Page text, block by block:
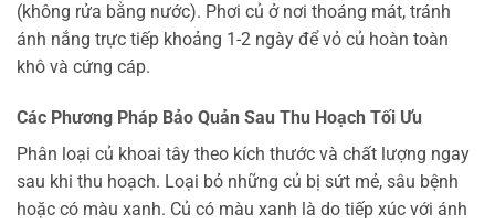
(không rửa bằng nước). Phơi củ ở nơi thoáng mát, tránh
ánh nắng trực tiếp khoảng 1-2 ngày để vỏ củ hoàn toàn
khô và cứng cáp.
Các Phương Pháp Bảo Quản Sau Thu Hoạch Tối Ưu
Phân loại củ khoai tây theo kích thước và chất lượng ngay
sau khi thu hoạch. Loại bỏ những củ bị sứt mẻ, sâu bệnh
hoặc có màu xanh. Củ có màu xanh là do tiếp xúc với ánh